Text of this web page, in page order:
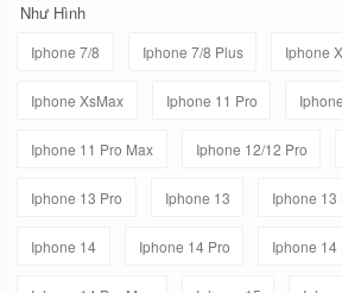
Như Hình
Iphone 7/8 Iphone 7/8 Plus Iphone
Iphone XsMax Iphone 11 Pro
Iphone 11 Pro Max Iphone 12/12 Pro
Iphone 13 Pro Iphone 13 Iphone 13
Iphone 14 Iphone 14 Pro Iphone 14